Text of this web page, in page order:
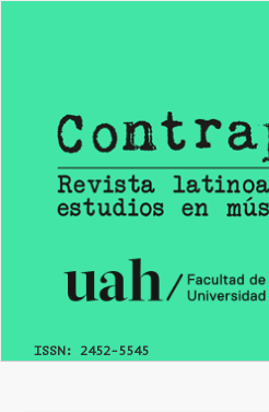
lateral
ISSN: 2452-5545